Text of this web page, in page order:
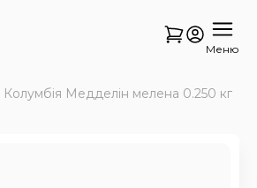
Меню
Колумбія Медделін мелена 0.250 кг